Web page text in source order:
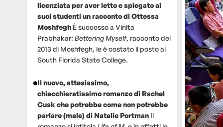
licenziata per aver letto e spiegato ai
suoi studenti un racconto di Ottessa
Moshfegh È successo a Vinita
Prabhakar: Bettering Myself, racconto del
2013 di Moshfegh, le è costato il posto al
South Florida State College.
Il nuovo, attesissimo,
chiacchieratissimo romanzo di Rachel
Cusk che potrebbe come non potrebbe
parlare (male) di Natalie Portman Il